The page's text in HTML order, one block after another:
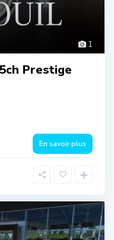
1
Prestige
En savoir plus